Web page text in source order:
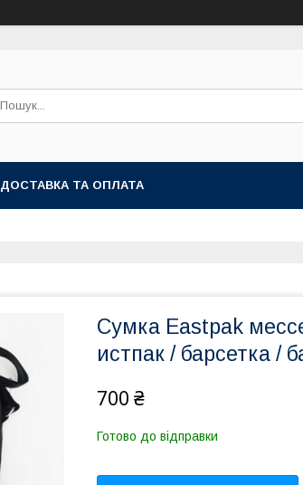
ДОСТАВКА ТА ОПЛАТА
Сумка Eastpak
истпак / барсетка /
700 ₴
Готово до відправки